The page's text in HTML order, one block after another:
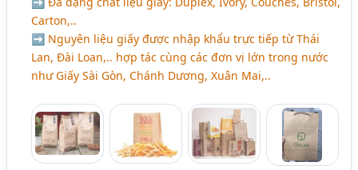
Carton,..
➡ Nguyên liệu giấy được nhập khẩu trực tiếp từ Thái
Lan, Đài Loan,.. hợp tác cùng các đơn vị lớn trong nước
như Giấy Sài Gòn, Chánh Dương, Xuân Mai,..